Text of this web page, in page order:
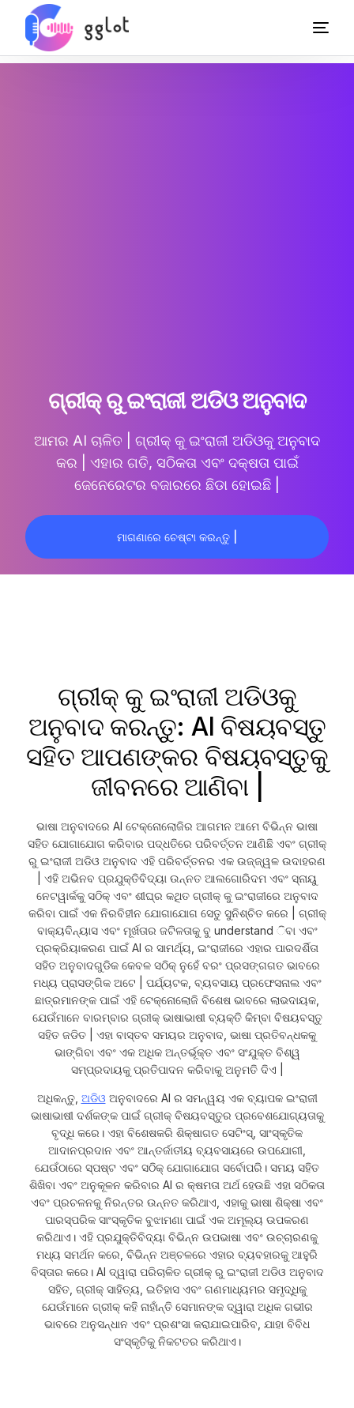
ଗ୍ରୀକ୍ ରୁ ଇଂରାଜୀ ଅଡିଓ ଅନୁବାଦ
ଆମର AI ଚାଳିତ | ଗ୍ରୀକ୍ କୁ ଇଂରାଜୀ ଅଡିଓକୁ ଅନୁବାଦ
କର | ଏହାର ଗତି, ସଠିକତା ଏବଂ ଦକ୍ଷତା ପାଇଁ
ଜେନେରେଟର ବଜାରରେ ଛିଡା ହୋଇଛି |
ମାଗଣାରେ ଚେଷ୍ଟା କରନ୍ତୁ |
ଗ୍ରୀକ୍ କୁ ଇଂରାଜୀ ଅଡିଓକୁ
ଅନୁବାଦ କରନ୍ତୁ: AI ବିଷୟବସ୍ତୁ
ସହିତ ଆପଣଙ୍କର ବିଷୟବସ୍ତୁକୁ
ଜୀବନରେ ଆଣିବା |
ଭାଷା ଅନୁବାଦରେ AI ଟେକ୍ନୋଲୋଜିର ଆଗମନ ଆମେ ବିଭିନ୍ନ ଭାଷା
ସହିତ ଯୋଗାଯୋଗ କରିବାର ପଦ୍ଧତିରେ ପରିବର୍ତ୍ତନ ଆଣିଛି ଏବଂ ଗ୍ରୀକ୍
ରୁ ଇଂରାଜୀ ଅଡିଓ ଅନୁବାଦ ଏହି ପରିବର୍ତ୍ତନର ଏକ ଉଜ୍ଜ୍ୱଳ ଉଦାହରଣ
| ଏହି ଅଭିନବ ପ୍ରଯୁକ୍ତିବିଦ୍ୟା ଉନ୍ନତ ଆଲଗୋରିଦମ ଏବଂ ସ୍ନାୟୁ
ନେଟୱାର୍କକୁ ସଠିକ୍ ଏବଂ ଶୀଘ୍ର କଥିତ ଗ୍ରୀକ୍ କୁ ଇଂରାଜୀରେ ଅନୁବାଦ
କରିବା ପାଇଁ ଏକ ନିରବିହୀନ ଯୋଗାଯୋଗ ସେତୁ ସୁନିଶ୍ଚିତ କରେ | ଗ୍ରୀକ୍
ବାକ୍ୟବିନ୍ୟାସ ଏବଂ ମୂର୍ଖତାର ଜଟିଳତାକୁ ବୁ understand ିବା ଏବଂ
ପ୍ରକ୍ରିୟାକରଣ ପାଇଁ AI ର ସାମର୍ଥ୍ୟ, ଇଂରାଜୀରେ ଏହାର ପାରଦର୍ଶିତା
ସହିତ ଅନୁବାଦଗୁଡିକ କେବଳ ସଠିକ୍ ନୁହେଁ ବରଂ ପ୍ରସଙ୍ଗଗତ ଭାବରେ
ମଧ୍ୟ ପ୍ରାସଙ୍ଗିକ ଅଟେ | ପର୍ଯ୍ୟଟକ, ବ୍ୟବସାୟ ପ୍ରଫେସନାଲ ଏବଂ
ଛାତ୍ରମାନଙ୍କ ପାଇଁ ଏହି ଟେକ୍ନୋଲୋଜି ବିଶେଷ ଭାବରେ ଲାଭଦାୟକ,
ଯେଉଁମାନେ ବାରମ୍ବାର ଗ୍ରୀକ୍ ଭାଷାଭାଷୀ ବ୍ୟକ୍ତି କିମ୍ବା ବିଷୟବସ୍ତୁ
ସହିତ ଜଡିତ | ଏହା ବାସ୍ତବ ସମୟର ଅନୁବାଦ, ଭାଷା ପ୍ରତିବନ୍ଧକକୁ
ଭାଙ୍ଗିବା ଏବଂ ଏକ ଅଧିକ ଅନ୍ତର୍ଭୂକ୍ତ ଏବଂ ସଂଯୁକ୍ତ ବିଶ୍ୱ
ସମ୍ପ୍ରଦାୟକୁ ପ୍ରତିପାଦନ କରିବାକୁ ଅନୁମତି ଦିଏ |
ଅଧିକନ୍ତୁ, ଅଡିଓ ଅନୁବାଦରେ AI ର ସମନ୍ୱୟ ଏକ ବ୍ୟାପକ ଇଂରାଜୀ
ଭାଷାଭାଷୀ ଦର୍ଶକଙ୍କ ପାଇଁ ଗ୍ରୀକ୍ ବିଷୟବସ୍ତୁର ପ୍ରବେଶଯୋଗ୍ୟତାକୁ
ବୃଦ୍ଧି କରେ। ଏହା ବିଶେଷକରି ଶିକ୍ଷାଗତ ସେଟିଂସ୍, ସାଂସ୍କୃତିକ
ଆଦାନପ୍ରଦାନ ଏବଂ ଆନ୍ତର୍ଜାତୀୟ ବ୍ୟବସାୟରେ ଉପଯୋଗୀ,
ଯେଉଁଠାରେ ସ୍ପଷ୍ଟ ଏବଂ ସଠିକ୍ ଯୋଗାଯୋଗ ସର୍ବୋପରି। ସମୟ ସହିତ
ଶିଖିବା ଏବଂ ଅନୁକୂଳନ କରିବାର AI ର କ୍ଷମତା ଅର୍ଥ ହେଉଛି ଏହା ସଠିକତା
ଏବଂ ପ୍ରଚଳନକୁ ନିରନ୍ତର ଉନ୍ନତ କରିଥାଏ, ଏହାକୁ ଭାଷା ଶିକ୍ଷା ଏବଂ
ପାରସ୍ପରିକ ସାଂସ୍କୃତିକ ବୁଝାମଣା ପାଇଁ ଏକ ଅମୂଲ୍ୟ ଉପକରଣ
କରିଥାଏ। ଏହି ପ୍ରଯୁକ୍ତିବିଦ୍ୟା ବିଭିନ୍ନ ଉପଭାଷା ଏବଂ ଉଚ୍ଚାରଣକୁ
ମଧ୍ୟ ସମର୍ଥନ କରେ, ବିଭିନ୍ନ ଅଞ୍ଚଳରେ ଏହାର ବ୍ୟବହାରକୁ ଆହୁରି
ବିସ୍ତାର କରେ। AI ଦ୍ୱାରା ପରିଚାଳିତ ଗ୍ରୀକ୍ ରୁ ଇଂରାଜୀ ଅଡିଓ ଅନୁବାଦ
ସହିତ, ଗ୍ରୀକ୍ ସାହିତ୍ୟ, ଇତିହାସ ଏବଂ ଗଣମାଧ୍ୟମର ସମୃଦ୍ଧିକୁ
ଯେଉଁମାନେ ଗ୍ରୀକ୍ କହି ନାହାଁନ୍ତି ସେମାନଙ୍କ ଦ୍ୱାରା ଅଧିକ ଗଭୀର
ଭାବରେ ଅନୁସନ୍ଧାନ ଏବଂ ପ୍ରଶଂସା କରାଯାଇପାରିବ, ଯାହା ବିବିଧ
ସଂସ୍କୃତିକୁ ନିକଟତର କରିଥାଏ।